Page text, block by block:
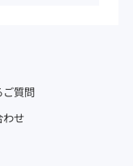
ご質問
わせ